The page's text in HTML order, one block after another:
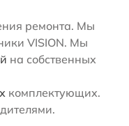
ремонта. Мы
VISION. Мы
на собственных
комплектующих.